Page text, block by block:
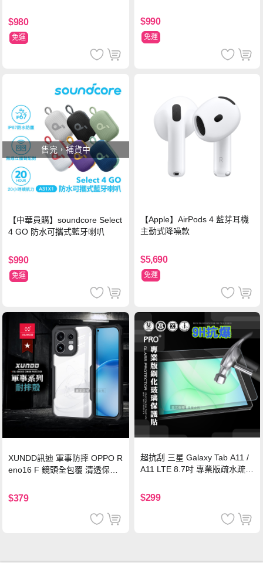
$980
免運
$990
免運
售完，補貨中
【中華員購】soundcore Select
4 GO 防水可攜式藍牙喇叭
$990
免運
【Apple】AirPods 4 藍芽耳機
主動式降噪款
$5,690
免運
XUNDD訊迪 軍事防摔 OPPO R
eno16 F 鏡頭全包覆 清透保護
$379
超抗刮 三星 Galaxy Tab A11 /
A11 LTE 8.7吋 專業版疏水疏油
$299